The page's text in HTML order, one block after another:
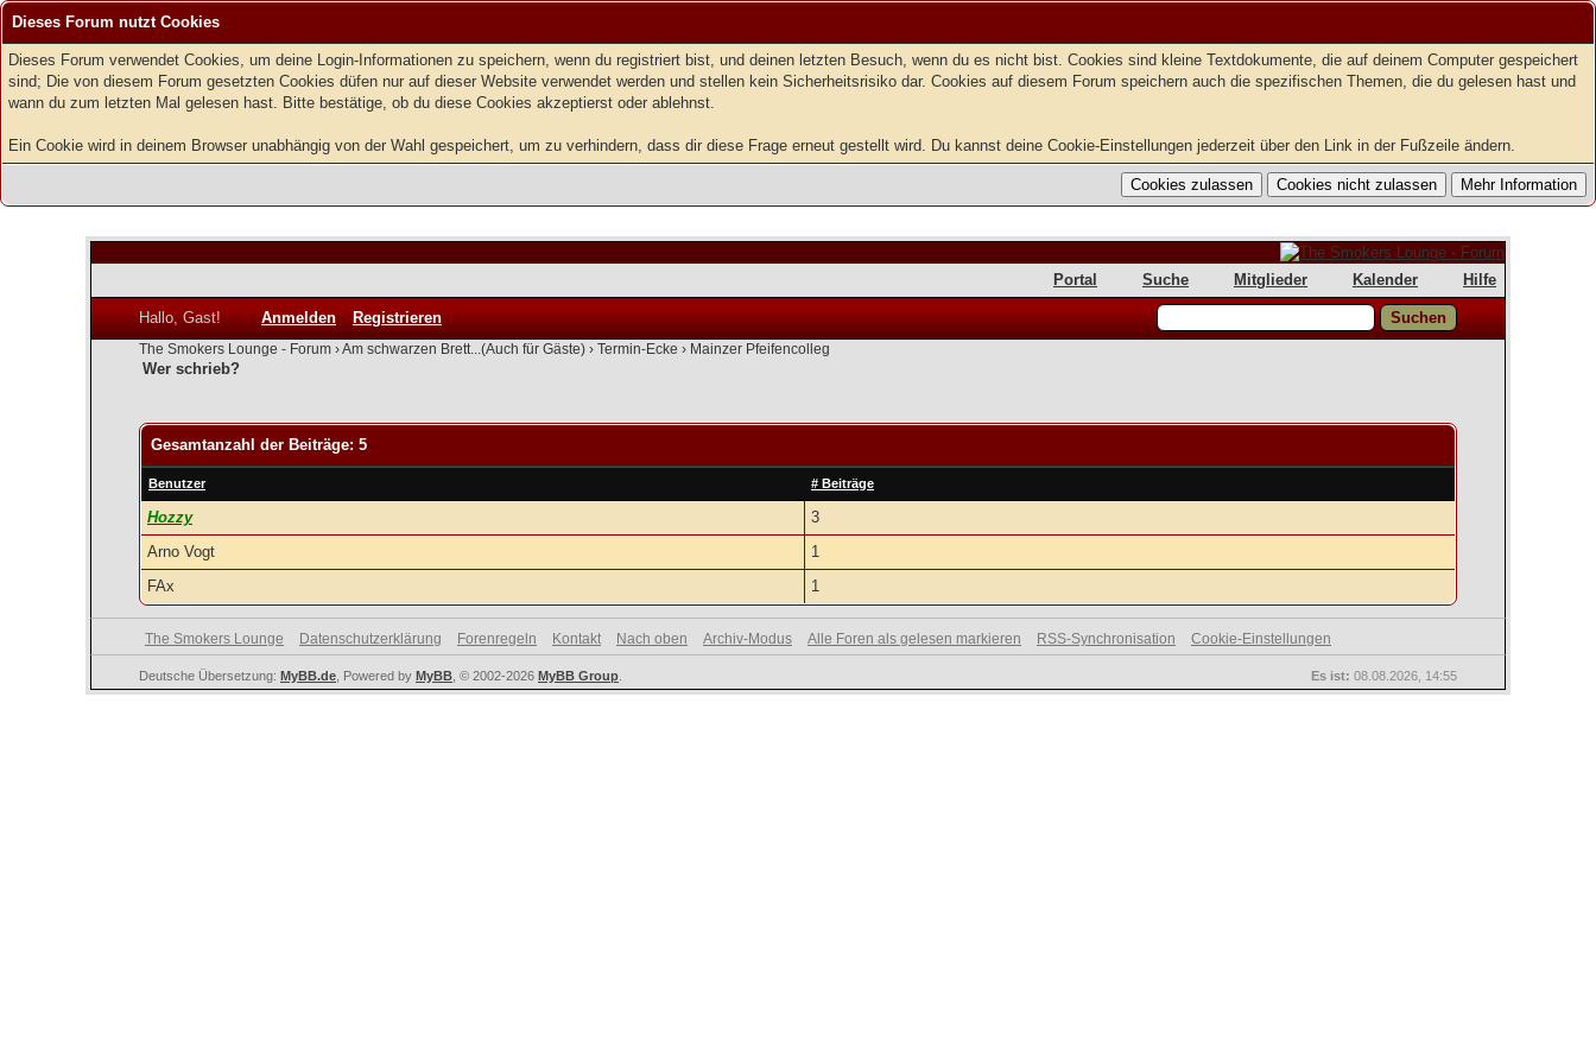
Dieses Forum nutzt Cookies
Dieses Forum verwendet Cookies, um deine Login-Informationen zu speichern, wenn du registriert bist, und deinen letzten Besuch, wenn du es nicht bist. Cookies sind kleine Textdokumente, die auf deinem Computer gespeichert
sind; Die von diesem Forum gesetzten Cookies düfen nur auf dieser Website verwendet werden und stellen kein Sicherheitsrisiko dar. Cookies auf diesem Forum speichern auch die spezifischen Themen, die du gelesen hast und
wann du zum letzten Mal gelesen hast. Bitte bestätige, ob du diese Cookies akzeptierst oder ablehnst.
Ein Cookie wird in deinem Browser unabhängig von der Wahl gespeichert, um zu verhindern, dass dir diese Frage erneut gestellt wird. Du kannst deine Cookie-Einstellungen jederzeit über den Link in der Fußzeile ändern.
Portal Suche Mitglieder Kalender Hilfe
Hallo, Gast! Anmelden Registrieren
The Smokers Lounge - Forum ›Am schwarzen Brett...(Auch für Gäste) › Termin-Ecke › Mainzer Pfeifencolleg
Wer schrieb?
Gesamtanzahl der Beiträge: 5
Benutzer # Beiträge
Hozzy
3
Arno Vogt
1
FAx
1
The Smokers Lounge Datenschutzerklärung Forenregeln Kontakt Nach oben Archiv-Modus Alle Foren als gelesen markieren RSS-Synchronisation Cookie-Einstellungen
Es ist: 08.08.2026, 14:55
Deutsche Übersetzung: MyBB.de , Powered by MyBB , © 2002-2026 MyBB Group